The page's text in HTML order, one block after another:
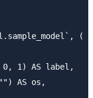
(
1) AS label,
AS os,